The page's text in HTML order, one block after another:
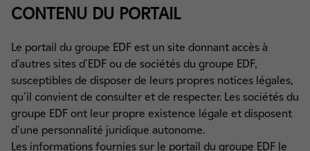
CONTENU DU PORTAIL
Le portail du groupe EDF est un site donnant accès à
d'autres sites d'EDF ou de sociétés du groupe EDF,
susceptibles de disposer de leurs propres notices légales,
qu'il convient de consulter et de respecter. Les sociétés du
groupe EDF ont leur propre existence légale et disposent
d'une personnalité juridique autonome.
Les informations fournies sur le portail du groupe EDF le